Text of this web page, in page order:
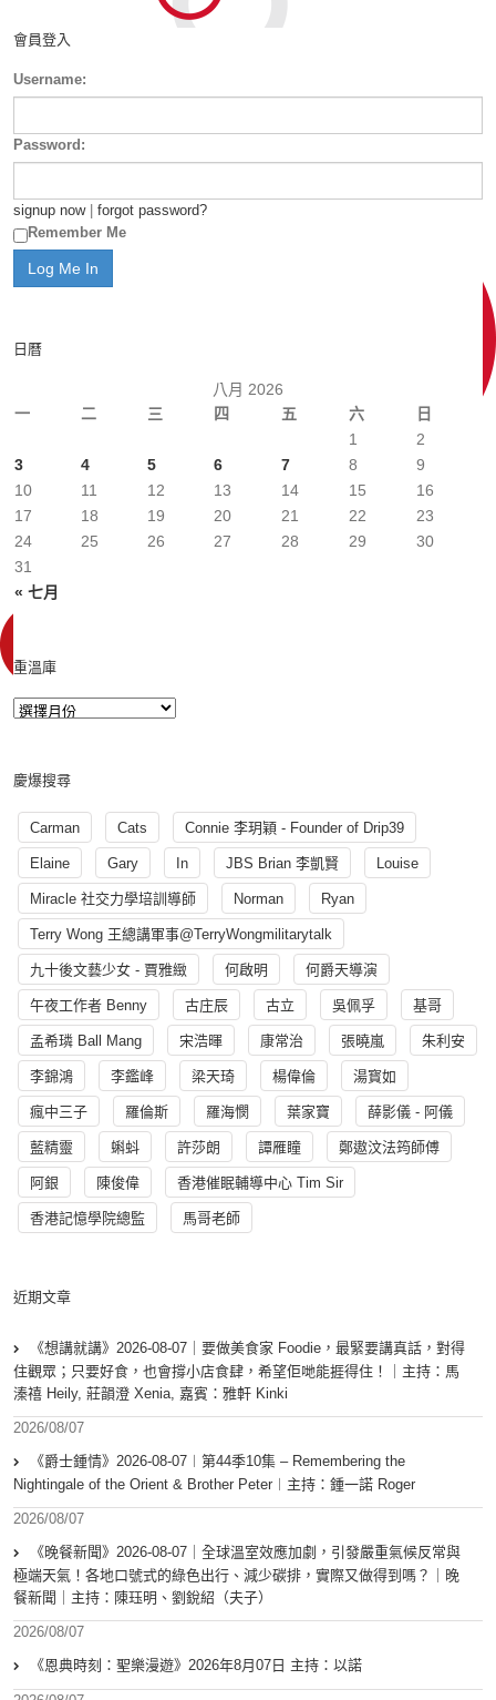
會員登入
Username:
Password:
signup now| forgot password?
Remember Me
日曆
八月 2026
一
二 三 四 五 六 日
« 七月
1
2
3
4 5 6 7 8
9
10
11 12 13 14 15
16
17
18 19 20 21 22
23
24
25 26 27 28 29
30
31
重溫庫
慶爆搜尋
Carman Cats Connie 李玥穎 - Founder of Drip39
Elaine Gary In JBS Brian 李凱賢 Louise
Miracle 社交力學培訓導師 Norman Ryan
Terry Wong 王總講軍事@TerryWongmilitarytalk
九十後文藝少女 - 賈雅緻 何啟明 何爵天導演
午夜工作者 Benny 古庄辰 古立 吳佩孚 基哥
孟希璘 Ball Mang 宋浩暉 康常治 張曉嵐 朱利安
李錦鴻 李鑑峰 梁天琦 楊偉倫 湯寳如
瘋中三子 羅倫斯 羅海憫 葉家寶 薛影儀 - 阿儀
藍精靈 蝌蚪 許莎朗 譚雁瞳 鄭遨汶法筠師傅
阿銀 陳俊偉 香港催眠輔導中心 Tim Sir
香港記憶學院總監 馬哥老師
近期文章
《想講就講》2026-08-07｜要做美食家 Foodie，最緊要講真話，對得
住觀眾；只要好食，也會撐小店食肆，希望佢哋能捱得住！｜主持：馬
溱禧 Heily, 莊韻澄 Xenia, 嘉賓：雅軒 Kinki
2026/08/07
《爵士鍾情》2026-08-07︱第44季10集 – Remembering the
Nightingale of the Orient & Brother Peter︱主持：鍾一諾 Roger
2026/08/07
《晚餐新聞》2026-08-07｜全球溫室效應加劇，引發嚴重氣候反常與
極端天氣！各地口號式的綠色出行、減少碳排，實際又做得到嗎？｜晚
餐新聞｜主持：陳珏明、劉銳紹（夫子）
2026/08/07
《恩典時刻：聖樂漫遊》2026年8月07日 主持：以諾